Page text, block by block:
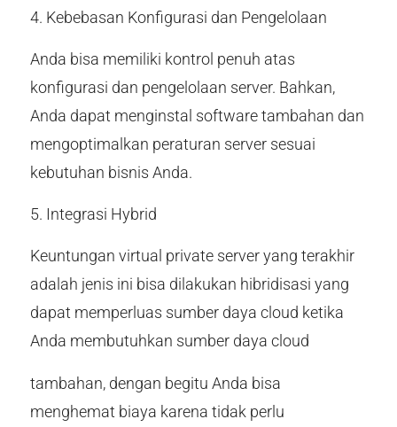
4. Kebebasan Konfigurasi dan Pengelolaan
Anda bisa memiliki kontrol penuh atas
konfigurasi dan pengelolaan server. Bahkan,
Anda dapat menginstal software tambahan dan
mengoptimalkan peraturan server sesuai
kebutuhan bisnis Anda.
5. Integrasi Hybrid
Keuntungan virtual private server yang terakhir
adalah jenis ini bisa dilakukan hibridisasi yang
dapat memperluas sumber daya cloud ketika
Anda membutuhkan sumber daya cloud
tambahan, dengan begitu Anda bisa
menghemat biaya karena tidak perlu